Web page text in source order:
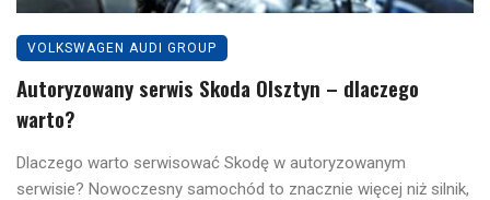
VOLKSWAGEN AUDI GROUP
Autoryzowany serwis Skoda Olsztyn – dlaczego
warto?
Dlaczego warto serwisować Skodę w autoryzowanym
serwisie? Nowoczesny samochód to znacznie więcej niż silnik,